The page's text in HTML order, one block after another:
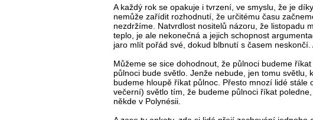
A každý rok se opakuje i tvrzení, ve smyslu, že je
nemůže zařídit rozhodnutí, že určitému času
nezdržíme. Natvrdlost nositelů názoru, že listopadu
teplo, je ale nekonečná a jejich schopnost
jaro mlít pořád své, dokud blbnutí s časem neskončí.
Můžeme se sice dohodnout, že půlnoci budeme
půlnoci bude světlo. Jenže nebude, jen tomu světlu,
budeme hloupě říkat půlnoc. Přesto mnozí lidé
večerní) světlo tím, že budeme půlnoci říkat
někde v Polynésii.